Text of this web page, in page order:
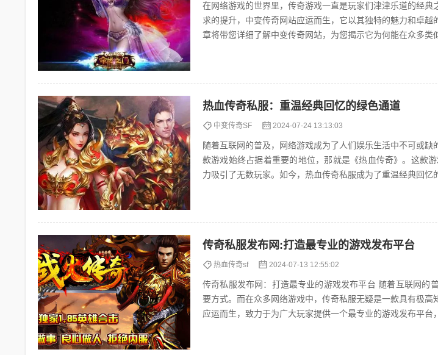
在网络游戏的世界里，传奇游戏一直是玩家们津津乐道的经典
求的提升，中变传奇网站应运而生，它以其独特的魅力和卓
章将带您详细了解中变传奇网站，为您揭示它为何能在众多类
热血传奇私服：重温经典回忆的绿色通道
中变传奇SF 2024-07-24 13:13:03
随着互联网的普及，网络游戏成为了人们娱乐生活中不可或
款游戏始终占据着重要的地位，那就是《热血传奇》。这款
力吸引了无数玩家。如今，热血传奇私服成为了重温经典回忆
传奇私服发布网:打造最专业的游戏发布平台
热血传奇sf 2024-07-13 12:55:02
传奇私服发布网：打造最专业的游戏发布平台 随着互联网的普及，网络游戏成为了人们休闲娱乐的重
要方式。而在众多网络游戏中，传奇私服无疑是一款具有极高
应运而生，致力于为广大玩家提供一个最专业的游戏发布平台